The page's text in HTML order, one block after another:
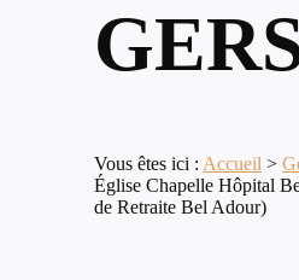
Vous êtes ici : Accueil >
Église Chapelle Hôpital
de Retraite Bel Adour)